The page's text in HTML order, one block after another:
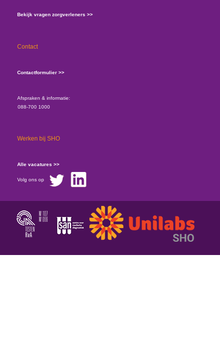
Bekijk vragen zorgverleners >>
Contact
Contactformulier >>
Afspraken & informatie:
088-700 1000
Werken bij SHO
Alle vacatures >>
Volg ons op